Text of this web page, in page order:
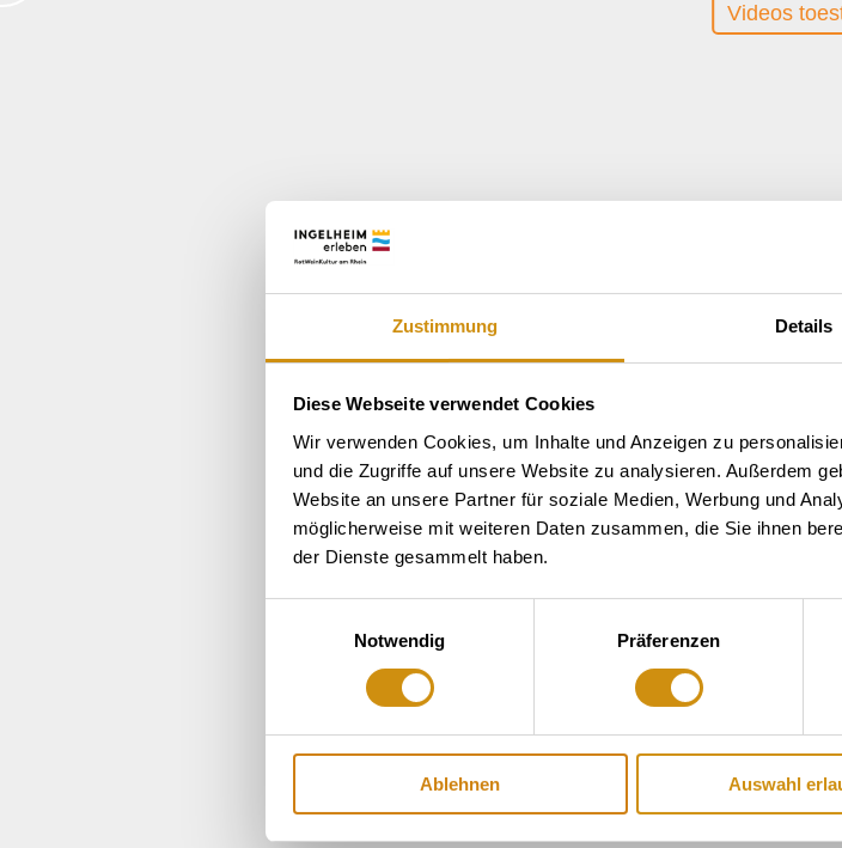
Zustimmung Details
Diese Webseite verwendet Cookies
Wir verwenden Cookies, um Inhalte und Anzeigen zu
und die Zugriffe auf unsere Website zu analysieren. Außerdem
Website an unsere Partner für soziale Medien, Werbung und
möglicherweise mit weiteren Daten zusammen, die Sie ihnen
der Dienste gesammelt haben.
Notwendig
Präferenzen
Ablehnen Auswahl
Videos